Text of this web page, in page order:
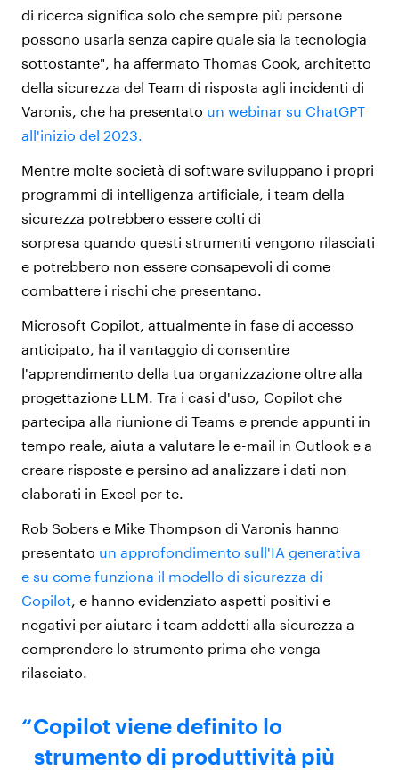
di ricerca significa solo che sempre più persone
possono usarla senza capire quale sia la tecnologia
sottostante", ha affermato Thomas Cook, architetto
della sicurezza del Team di risposta agli incidenti di
Varonis, che ha presentato un webinar su ChatGPT
all'inizio del 2023.
Mentre molte società di software sviluppano i propri
programmi di intelligenza artificiale, i team della
sicurezza potrebbero essere colti di
sorpresa quando questi strumenti vengono rilasciati
e potrebbero non essere consapevoli di come
combattere i rischi che presentano.
Microsoft Copilot, attualmente in fase di accesso
anticipato, ha il vantaggio di consentire
l'apprendimento della tua organizzazione oltre alla
progettazione LLM. Tra i casi d'uso, Copilot che
partecipa alla riunione di Teams e prende appunti in
tempo reale, aiuta a valutare le e-mail in Outlook e a
creare risposte e persino ad analizzare i dati non
elaborati in Excel per te.
Rob Sobers e Mike Thompson di Varonis hanno
presentato un approfondimento sull'IA generativa
e su come funziona il modello di sicurezza di
Copilot , e hanno evidenziato aspetti positivi e
negativi per aiutare i team addetti alla sicurezza a
comprendere lo strumento prima che venga
rilasciato.
Copilot viene definito lo
strumento di produttività più